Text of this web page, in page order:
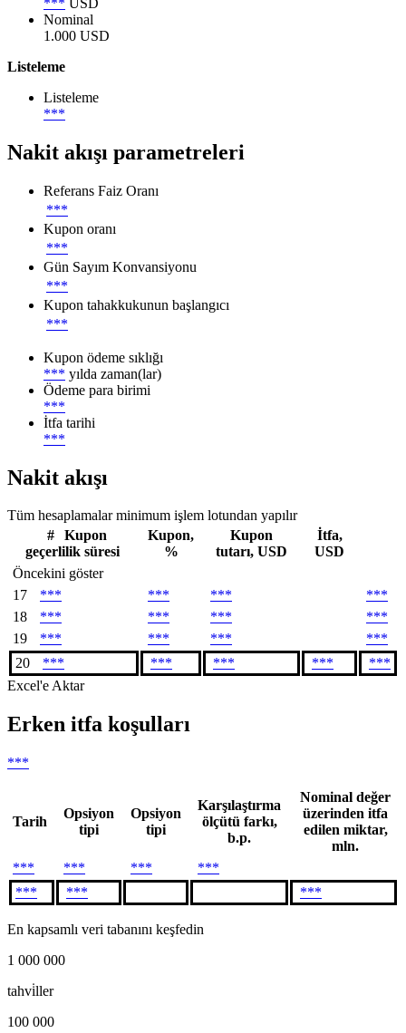
Nominal
1.000 USD
Listeleme
Listeleme
***
Nakit akışı parametreleri
Referans Faiz Oranı
***
Kupon oranı
***
Gün Sayım Konvansiyonu
***
Kupon tahakkukunun başlangıcı
***
Kupon ödeme sıklığı
*** yılda zaman(lar)
Ödeme para birimi
***
İtfa tarihi
***
Nakit akışı
Tüm hesaplamalar minimum işlem lotundan yapılır
#
Kupon
geçerlilik süresi
Kupon,
%
Kupon
tutarı, USD
İtfa,
USD
Öncekini göster
17
*** *** ***
***
18
*** *** ***
***
19
*** *** ***
***
20
*** *** *** ***
***
Excel'e Aktar
Erken itfa koşulları
***
Tarih
Opsiyon
tipi
Opsiyon
tipi
Karşılaştırma
ölçütü farkı,
b.p.
Nominal değer
üzerinden itfa
edilen miktar,
mln.
***
*** ***
***
***
*** ***
En kapsamlı veri tabanını keşfedin
1 000 000
tahvi̇ller
100 000